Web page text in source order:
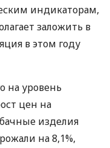
индикаторам,
заложить в
в этом году
на уровень
цен на
изделия
на 8,1%,